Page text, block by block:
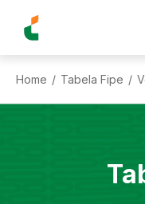
Home / Tabela Fipe /